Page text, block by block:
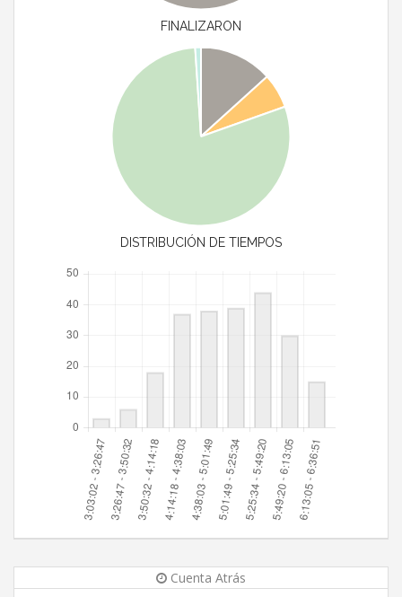
FINALIZARON
DISTRIBUCIÓN DE TIEMPOS
Cuenta Atrás